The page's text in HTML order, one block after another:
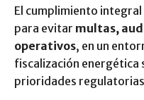
El cumplimiento integral
para evitar multas,
operativos, en un
fiscalización energética
prioridades